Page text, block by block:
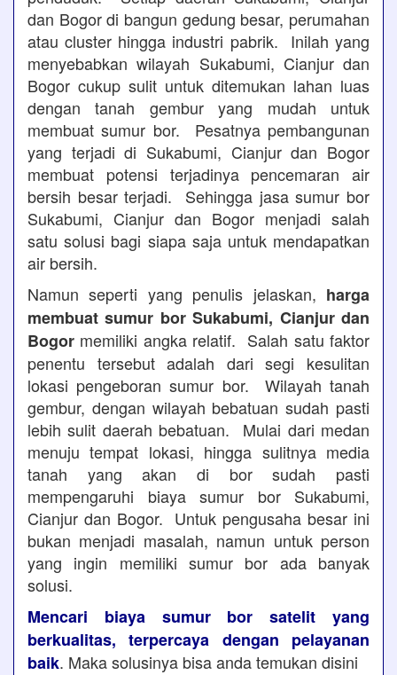
dan Bogor di bangun gedung besar, perumahan
atau cluster hingga industri pabrik. Inilah yang
menyebabkan wilayah Sukabumi, Cianjur dan
Bogor cukup sulit untuk ditemukan lahan luas
dengan tanah gembur yang mudah untuk
membuat sumur bor. Pesatnya pembangunan
yang terjadi di Sukabumi, Cianjur dan Bogor
membuat potensi terjadinya pencemaran air
bersih besar terjadi. Sehingga jasa sumur bor
Sukabumi, Cianjur dan Bogor menjadi salah
satu solusi bagi siapa saja untuk mendapatkan
air bersih.
Namun seperti yang penulis jelaskan, harga
membuat sumur bor Sukabumi, Cianjur dan
Bogor memiliki angka relatif. Salah satu faktor
penentu tersebut adalah dari segi kesulitan
lokasi pengeboran sumur bor. Wilayah tanah
gembur, dengan wilayah bebatuan sudah pasti
lebih sulit daerah bebatuan. Mulai dari medan
menuju tempat lokasi, hingga sulitnya media
tanah yang akan di bor sudah pasti
mempengaruhi biaya sumur bor Sukabumi,
Cianjur dan Bogor. Untuk pengusaha besar ini
bukan menjadi masalah, namun untuk person
yang ingin memiliki sumur bor ada banyak
solusi.
Mencari biaya sumur bor satelit yang
berkualitas, terpercaya dengan pelayanan
baik. Maka solusinya bisa anda temukan disini